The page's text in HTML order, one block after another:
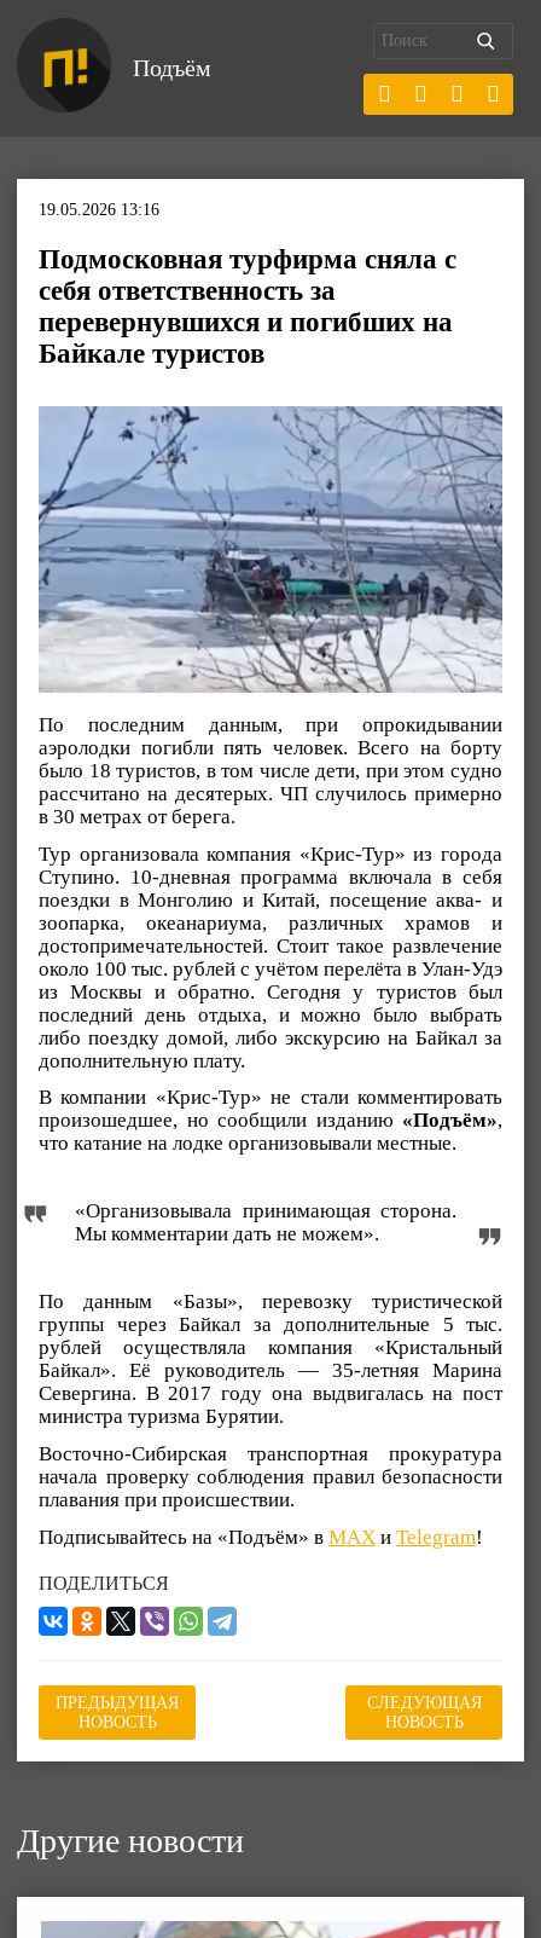
Подъём
19.05.2026 13:16
Подмосковная турфирма сняла с
себя ответственность за
перевернувшихся и погибших на
Байкале туристов
По последним данным, при опрокидывании
аэролодки погибли пять человек. Всего на борту
было 18 туристов, в том числе дети, при этом судно
рассчитано на десятерых. ЧП случилось примерно
в 30 метрах от берега.
Тур организовала компания «Крис-Тур» из города
Ступино. 10-дневная программа включала в себя
поездки в Монголию и Китай, посещение аква- и
зоопарка, океанариума, различных храмов и
достопримечательностей. Стоит такое развлечение
около 100 тыс. рублей с учётом перелёта в Улан-Удэ
из Москвы и обратно. Сегодня у туристов был
последний день отдыха, и можно было выбрать
либо поездку домой, либо экскурсию на Байкал за
дополнительную плату.
В компании «Крис-Тур» не стали комментировать
произошедшее, но сообщили изданию «Подъём»,
что катание на лодке организовывали местные.
«Организовывала принимающая сторона.
Мы комментарии дать не можем».
По данным «Базы», перевозку туристической
группы через Байкал за дополнительные 5 тыс.
рублей осуществляла компания «Кристальный
Байкал». Её руководитель — 35-летняя Марина
Севергина. В 2017 году она выдвигалась на пост
министра туризма Бурятии.
Восточно-Сибирская транспортная прокуратура
начала проверку соблюдения правил безопасности
плавания при происшествии.
Подписывайтесь на «Подъём» в MAX и Telegram!
ПОДЕЛИТЬСЯ
ПРЕДЫДУЩАЯ
НОВОСТЬ
СЛЕДУЮЩАЯ
НОВОСТЬ
Другие новости